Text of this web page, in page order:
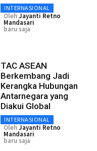
INTERNASIONAL
OlehJayanti Retno
Mandasari
baru saja
TAC ASEAN
Berkembang Jadi
Kerangka Hubungan
Antarnegara yang
Diakui Global
INTERNASIONAL
OlehJayanti Retno
Mandasari
baru saja